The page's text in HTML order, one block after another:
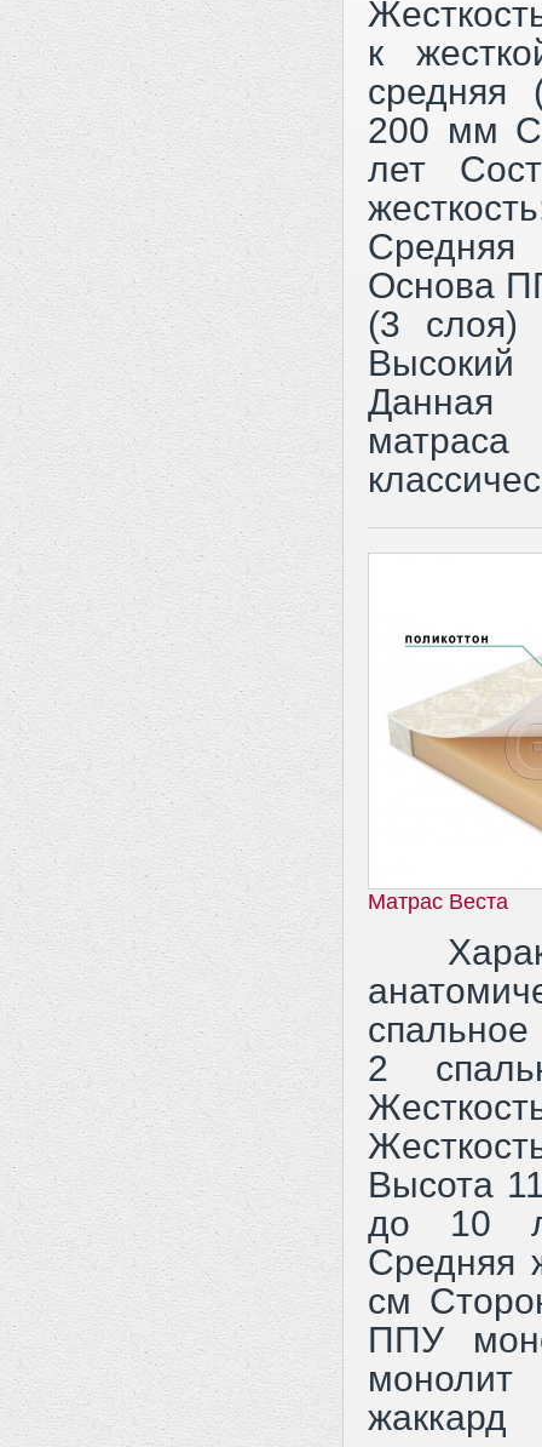
к
средняя
200 мм
лет
Основа
(3 слоя)
Данная
Матрас Веста
2
Высота
до 10
Средняя
см
ППУ